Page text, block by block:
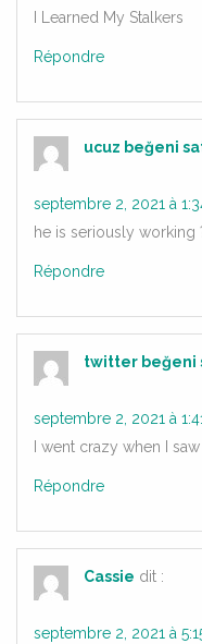
I Learned My Stalkers
Répondre
ucuz beğeni
septembre 2, 2021 à
he is seriously working
Répondre
twitter beğeni
septembre 2, 2021 à
I went crazy when I
Répondre
Cassie dit :
septembre 2, 2021 à